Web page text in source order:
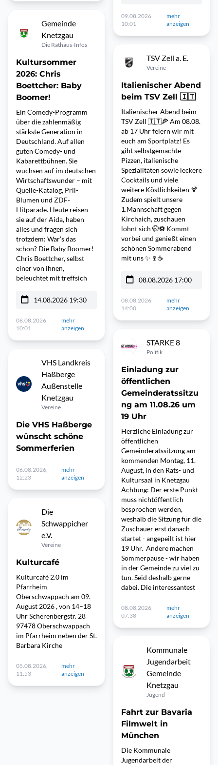
Gemeinde
Knetzgau
Die Rathaus-Infos
Kultursommer
2026: Chris
Boettcher: Baby
Boomer!
Ein Comedy-Programm
über die zahlenmäßig
stärkste Generation in
Deutschland. Auf allen
guten Comedy- und
Kabarettbühnen. Sie
wuchsen auf im deutschen
Wirtschaftswunder – mit
Quelle-Katalog, Pril-
Blumen und ZDF-
Hitparade. Heute reisen
sie auf der Aida, haben
alles und fragen sich
trotzdem: War’s das
schon? Die Baby Boomer!
Chris Boettcher, selbst
einer von ihnen,
beleuchtet mit treffsich
14.08.2026 19:30
08.08.2026,
10:01
mehr
anzeigen
VHS Landkreis
Haßberge
Außenstelle
Knetzgau
Vereine
Die VHS Haßberge
wünscht schöne
Sommerferien
06.08.2026,
12:23
mehr
anzeigen
Die
Schwappicher
e.V.
Vereine
Kulturcafé
Kulturcafé 2.0 im
Pfarrheim
Oberschwappach am 09.
August 2026 , von 14–18
Uhr Scherenbergstr. 28
97478 Oberschwappach
im Pfarrheim neben der St.
Barbara Kirche
05.08.2026,
11:53
mehr
anzeigen
09.08.2026,
10:01
mehr
anzeigen
TSV Zell a. E.
Vereine
Italienischer Abend
beim TSV Zell 🇮🇹
Italienischer Abend beim
TSV Zell 🇮🇹🍕 Am 08.08.
ab 17 Uhr feiern wir mit
euch am Sportplatz! Es
gibt selbstgemachte
Pizzen, italienische
Spezialitäten sowie leckere
Cocktails und viele
weitere Köstlichkeiten 🍹
Zudem spielt unsere
1.Mannschaft gegen
Kirchaich, zuschauen
lohnt sich 🤭⚽ Kommt
vorbei und genießt einen
schönen Sommerabend
mit uns ✨🍷☕
08.08.2026 17:00
08.08.2026,
14:00
mehr
anzeigen
STARKE 8
Politik
Einladung zur
öffentlichen
Gemeinderatssitzu
ng am 11.08.26 um
19 Uhr
Herzliche Einladung zur
öffentlichen
Gemeinderatssitzung am
kommenden Montag, 11.
August, in den Rats- und
Kultursaal in Knetzgau
Achtung: Der erste Punkt
muss nichtöffentlich
besprochen werden,
weshalb die Sitzung für die
Zuschauer erst danach
startet - angepeilt ist hier
19 Uhr. Andere machen
Sommerpause - wir haben
in der Gemeinde zu viel zu
tun. Seid deshalb gerne
dabei. Die interessantest
08.08.2026,
07:38
mehr
anzeigen
Kommunale
Jugendarbeit
Gemeinde
Knetzgau
Jugend
Fahrt zur Bavaria
Filmwelt in
München
Die Kommunale
Jugendarbeit der